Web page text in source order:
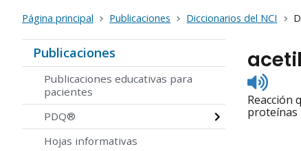
Página principal Publicaciones Diccionarios del NCI
Publicaciones
Publicaciones educativas para
pacientes
PDQ®
Hojas informativas
Listen
to
Reacción
proteínas